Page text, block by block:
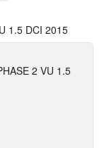
1.5 DCI 2015
2 VU 1.5